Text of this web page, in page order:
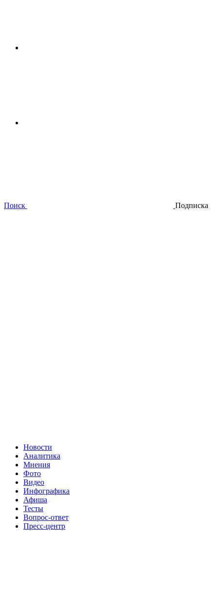
Поиск Подписка
Новости
Аналитика
Мнения
Фото
Видео
Инфографика
Афиша
Тесты
Вопрос-ответ
Пресс-центр